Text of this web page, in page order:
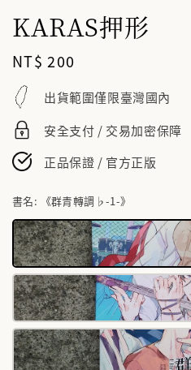
KARAS押形
Regular
price
NT$ 200
出貨範圍僅限臺灣國內
安全支付 / 交易加密保障
正品保證 / 官方正版
書名: 《群青轉調♭-1-》